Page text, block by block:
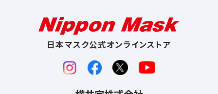
日本マスク公式オンラインストア